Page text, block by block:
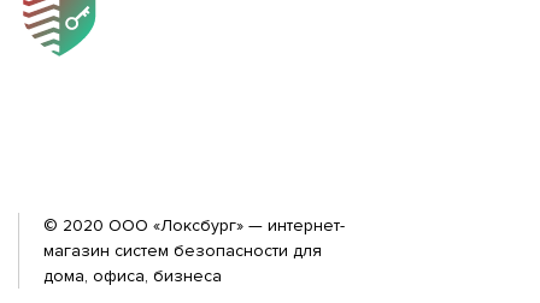
© 2020 ООО «Локсбург» — интернет-
магазин систем безопасности для
дома, офиса, бизнеса